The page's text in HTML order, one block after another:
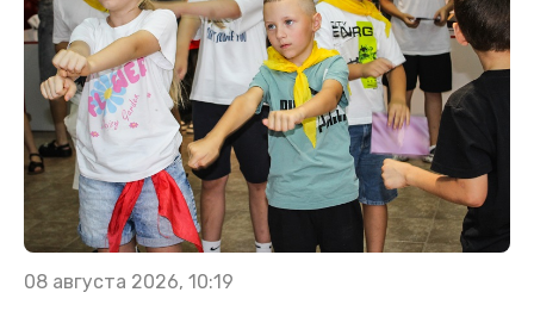
08 августа 2026, 10:19